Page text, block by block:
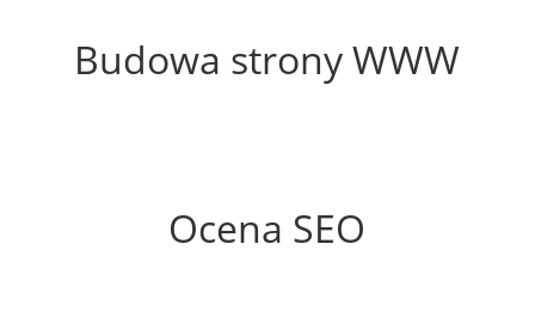
Budowa strony WWW
Ocena SEO